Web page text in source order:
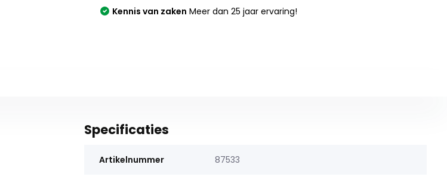
Kennis van zaken Meer dan 25 jaar ervaring!
Specificaties
Artikelnummer 87533